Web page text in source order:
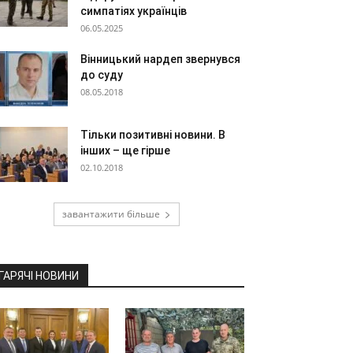
симпатіях українців
06.05.2025
Вінницький нардеп звернувся
до суду
08.05.2018
Тільки позитивні новини. В
інших – ще гірше
02.10.2018
завантажити більше
НОВИНИ